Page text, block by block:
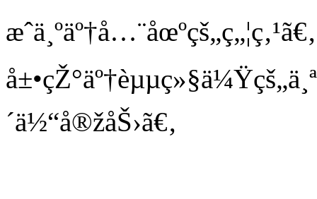
´ä½“å®žåŠ›ã€‚